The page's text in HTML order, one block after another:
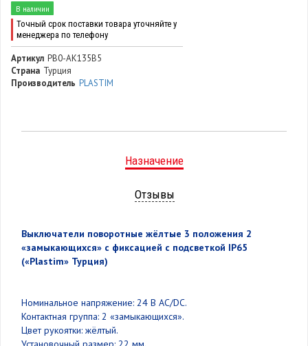
В наличии
Точный срок поставки товара уточняйте у
менеджера по телефону
Артикул PB0-AK135B5
Страна Турция
Производитель PLASTIM
Назначение
Отзывы
Выключатели поворотные жёлтые 3 положения 2
«замыкающихся» с фиксацией с подсветкой IP65
(«Plastim» Турция)
Номинальное напряжение: 24 В AC/DC.
Контактная группа: 2 «замыкающихся».
Цвет рукоятки: жёлтый.